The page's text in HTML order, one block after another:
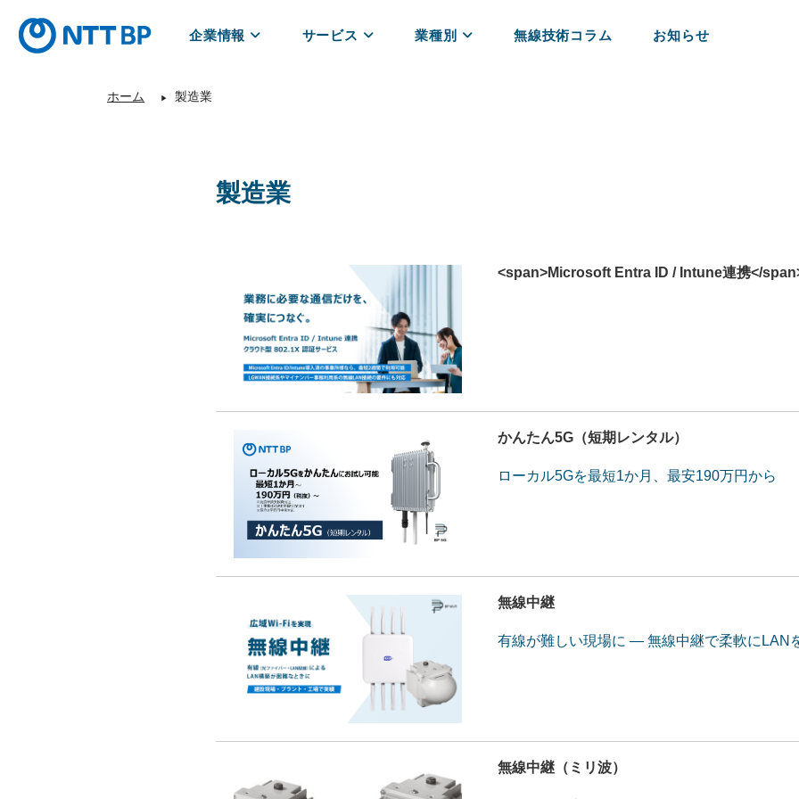
企業情報 サービス 業種別 無線技術コラム お知らせ
ホーム ▶ 製造業
製造業
<span>Microsoft Entra ID / Intune連携</
かんたん5G（短期レンタル）
ローカル5Gを最短1か月、最安190万円から
無線中継
有線が難しい現場に ― 無線中継で柔軟にLAN
無線中継（ミリ波）